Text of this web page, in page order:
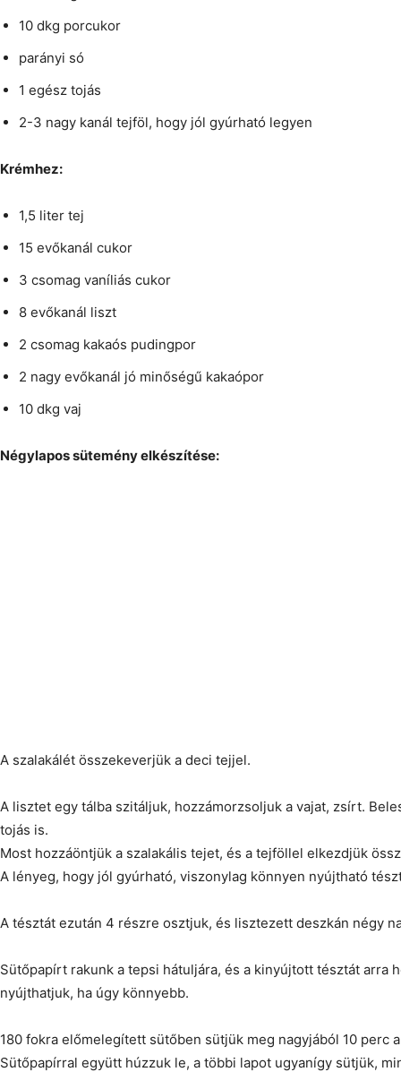
10 dkg porcukor
parányi só
1 egész tojás
2-3 nagy kanál tejföl, hogy jól gyúrható legyen
Krémhez:
1,5 liter tej
15 evőkanál cukor
3 csomag vaníliás cukor
8 evőkanál liszt
2 csomag kakaós pudingpor
2 nagy evőkanál jó minőségű kakaópor
10 dkg vaj
Négylapos sütemény elkészítése:
A szalakálét összekeverjük a deci tejjel.
A lisztet egy tálba szitáljuk, hozzámorzsoljuk a vajat, zsírt.
tojás is.
Most hozzáöntjük a szalakális tejet, és a tejföllel elkezdjük
A lényeg, hogy jól gyúrható, viszonylag könnyen nyújtható
A tésztát ezután 4 részre osztjuk, és lisztezett deszkán négy
Sütőpapírt rakunk a tepsi hátuljára, és a kinyújtott tésztát arra
nyújthatjuk, ha úgy könnyebb.
180 fokra előmelegített sütőben sütjük meg nagyjából 10 perc
Sütőpapírral együtt húzzuk le, a többi lapot ugyanígy sütjük,